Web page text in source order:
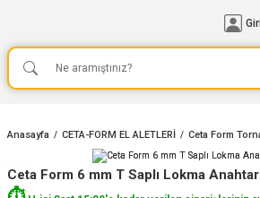
Anasayfa CETA-FORM EL ALETLERİ Ceta Form
Ceta Form 6 mm T Saplı Lokma